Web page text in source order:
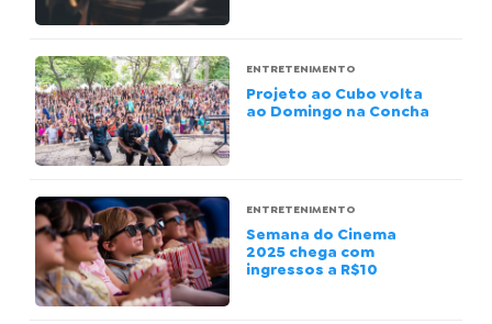
ENTRETENIMENTO
Projeto ao Cubo volta
ao Domingo na Concha
ENTRETENIMENTO
Semana do Cinema
2025 chega com
ingressos a R$10